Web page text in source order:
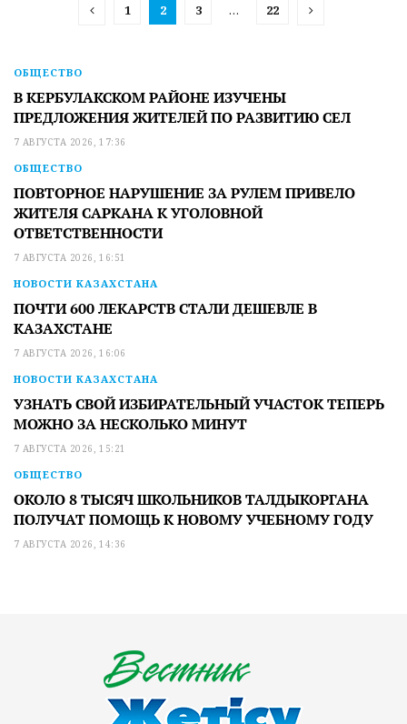
1 2 3 … 22
ОБЩЕСТВО
В КЕРБУЛАКСКОМ РАЙОНЕ ИЗУЧЕНЫ
ПРЕДЛОЖЕНИЯ ЖИТЕЛЕЙ ПО РАЗВИТИЮ СЕЛ
7 АВГУСТА 2026, 17:36
ОБЩЕСТВО
ПОВТОРНОЕ НАРУШЕНИЕ ЗА РУЛЕМ ПРИВЕЛО
ЖИТЕЛЯ САРКАНА К УГОЛОВНОЙ
ОТВЕТСТВЕННОСТИ
7 АВГУСТА 2026, 16:51
НОВОСТИ КАЗАХСТАНА
ПОЧТИ 600 ЛЕКАРСТВ СТАЛИ ДЕШЕВЛЕ В
КАЗАХСТАНЕ
7 АВГУСТА 2026, 16:06
НОВОСТИ КАЗАХСТАНА
УЗНАТЬ СВОЙ ИЗБИРАТЕЛЬНЫЙ УЧАСТОК ТЕПЕРЬ
МОЖНО ЗА НЕСКОЛЬКО МИНУТ
7 АВГУСТА 2026, 15:21
ОБЩЕСТВО
ОКОЛО 8 ТЫСЯЧ ШКОЛЬНИКОВ ТАЛДЫКОРГАНА
ПОЛУЧАТ ПОМОЩЬ К НОВОМУ УЧЕБНОМУ ГОДУ
7 АВГУСТА 2026, 14:36